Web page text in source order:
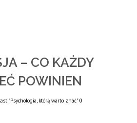
– CO KAŻDY
POWINIEN
"Psychologia, którą warto znać" 0